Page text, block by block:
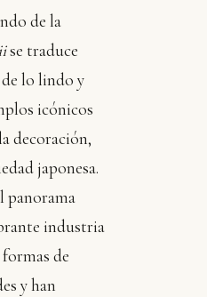
de la
se traduce
lo lindo y
icónicos
decoración,
japonesa.
panorama
industria
de
y han